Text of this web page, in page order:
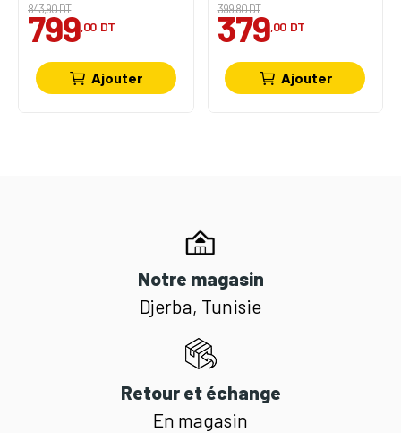
843,90 DT
799,00 DT
Ajouter
399,80 DT
379,00 DT
Ajouter
Notre magasin
Djerba, Tunisie
Retour et échange
En magasin